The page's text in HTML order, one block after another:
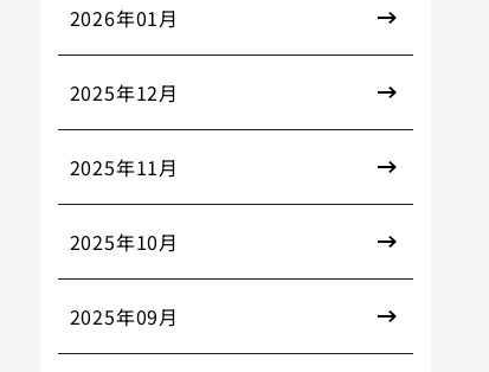
2026年01月
2025年12月
2025年11月
2025年10月
2025年09月